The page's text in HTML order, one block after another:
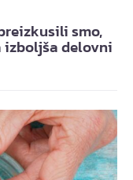
smo,
izboljša delovni